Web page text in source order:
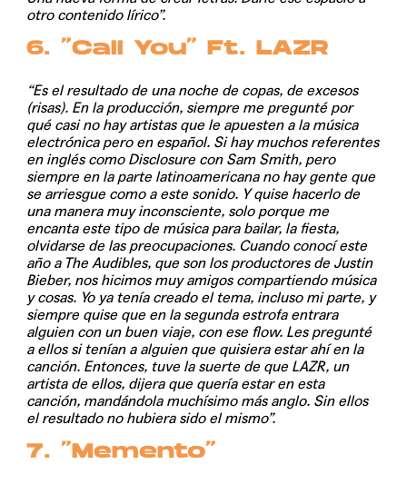
otro contenido lírico”.
6. “Call You” Ft. LAZR
“Es el resultado de una noche de copas, de excesos
(risas). En la producción, siempre me pregunté por
qué casi no hay artistas que le apuesten a la música
electrónica pero en español. Si hay muchos referentes
en inglés como Disclosure con Sam Smith, pero
siempre en la parte latinoamericana no hay gente que
se arriesgue como a este sonido. Y quise hacerlo de
una manera muy inconsciente, solo porque me
encanta este tipo de música para bailar, la fiesta,
olvidarse de las preocupaciones. Cuando conocí este
año a The Audibles, que son los productores de Justin
Bieber, nos hicimos muy amigos compartiendo música
y cosas. Yo ya tenía creado el tema, incluso mi parte, y
siempre quise que en la segunda estrofa entrara
alguien con un buen viaje, con ese flow. Les pregunté
a ellos si tenían a alguien que quisiera estar ahí en la
canción. Entonces, tuve la suerte de que LAZR, un
artista de ellos, dijera que quería estar en esta
canción, mandándola muchísimo más anglo. Sin ellos
el resultado no hubiera sido el mismo”.
7. “Memento”